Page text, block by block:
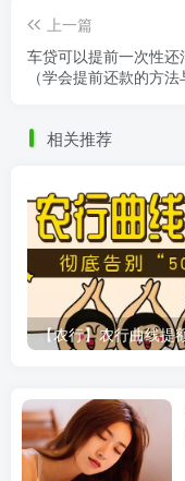
上一篇
车贷可以提前一次性还
（学会提前还款的方法
相关推荐